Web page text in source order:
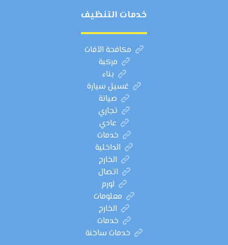
خدمات التنظيف
مكافحة الآفات
مركبة
بناء
غسيل سيارة
صيانة
تجاري
عادي
خدمات
الداخلية
الخارج
اتصال
لورم
معلومات
الخارج
خدمات
خدمات ساخنة